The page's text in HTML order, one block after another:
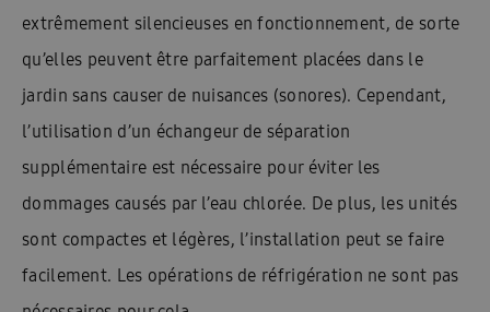
extrêmement silencieuses en fonctionnement, de sorte
qu’elles peuvent être parfaitement placées dans le
jardin sans causer de nuisances (sonores). Cependant,
l’utilisation d’un échangeur de séparation
supplémentaire est nécessaire pour éviter les
dommages causés par l’eau chlorée. De plus, les unités
sont compactes et légères, l’installation peut se faire
facilement. Les opérations de réfrigération ne sont pas